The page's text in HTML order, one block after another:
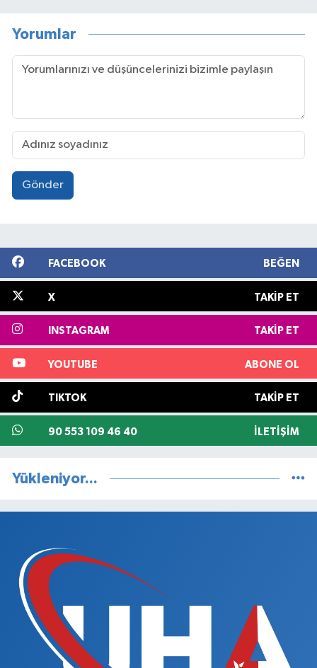
Yorumlar
Gönder
FACEBOOK BEĞEN
X TAKIP ET
INSTAGRAM TAKIP ET
YOUTUBE ABONE OL
TIKTOK TAKIP ET
90 553 109 46 40 İLETIŞIM
Yükleniyor...